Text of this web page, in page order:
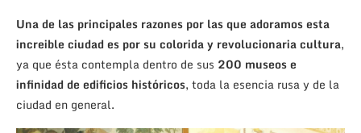
Una de las principales razones por las que adoramos esta
increible ciudad es por su colorida y revolucionaria cultura,
ya que ésta contempla dentro de sus 200 museos e
infinidad de edificios históricos, toda la esencia rusa y de la
ciudad en general.